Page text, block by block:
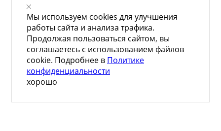
Мы используем cookies для улучшения
работы сайта и анализа трафика.
Продолжая пользоваться сайтом, вы
соглашаетесь с использованием файлов
cookie. Подробнее в Политике
конфиденциальности
хорошо